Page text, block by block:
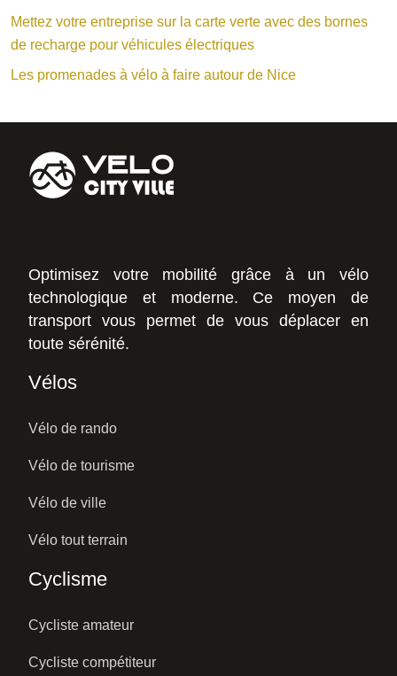
Mettez votre entreprise sur la carte verte avec des bornes
de recharge pour véhicules électriques
Les promenades à vélo à faire autour de Nice
Optimisez votre mobilité grâce à un vélo
technologique et moderne. Ce moyen de
transport vous permet de vous déplacer en
toute sérénité.
Vélos
Vélo de rando
Vélo de tourisme
Vélo de ville
Vélo tout terrain
Cyclisme
Cycliste amateur
Cycliste compétiteur